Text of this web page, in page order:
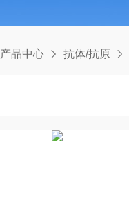
产品中心 抗体/抗原